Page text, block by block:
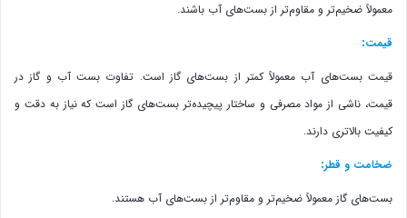
معمولاً ضخیم‌تر و مقاوم‌تر از بست‌های آب باشند.
قیمت:
قیمت بست‌های آب معمولاً کمتر از بست‌های گاز است. تفاوت بست آب و گاز در
قیمت، ناشی از مواد مصرفی و ساختار پیچیده‌تر بست‌های گاز است که نیاز به دقت و
کیفیت بالاتری دارند.
ضخامت و قطر:
بست‌های گاز معمولاً ضخیم‌تر و مقاوم‌تر از بست‌های آب هستند.